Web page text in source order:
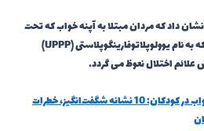
برداشتن بافت اضافه که به نام یوولوپلاتوفارینگوپلاستی (UPPP)
اختلال نعوظ می گردد.
همه چیز درباره آپنه خواب در کودکان: 10 نشانه شگفت‌انگیز، خطرات